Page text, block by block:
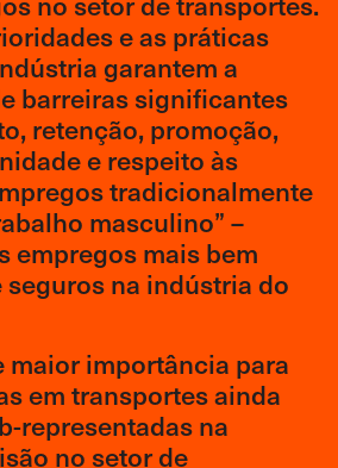
e as práticas
garantem a
barreiras significantes
retenção, promoção,
e respeito às
tradicionalmente
masculino” –
empregos mais bem
seguros na indústria do
maior importância para
em transportes ainda
representadas na
no setor de